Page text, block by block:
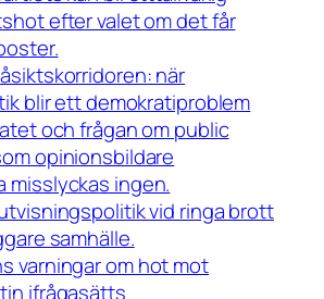
efter valet om det får
när
blir ett demokratiproblem
och frågan om public
opinionsbildare
misslyckas ingen.
vid ringa brott
samhälle.
varningar om hot mot
ifrågasätts